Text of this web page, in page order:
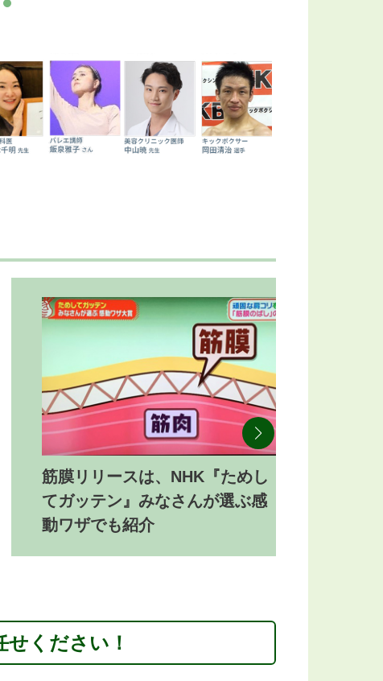
筋膜リリースは、NHK『ためし
てガッテン』みなさんが選ぶ感
動ワザでも紹介
ください！